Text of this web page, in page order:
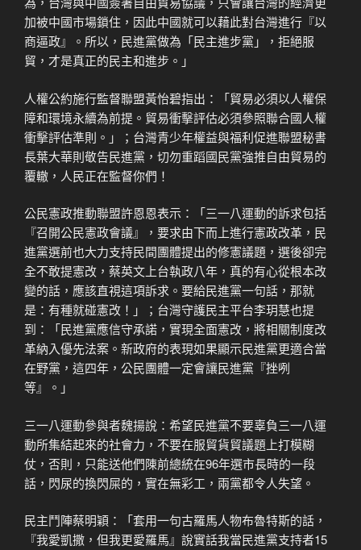
加被中國市場鎖住，因此中國就可以藉此對台灣進行『以
商逼政』。所以，民進黨做為「民主進步黨」，拒絕服
貿，才是真正的民主和進步。」
人權公約施行監督聯盟黃怡碧指出：「貿易必須以人權保
障和環境永續為前提。貿易衝擊評估必須參照聯合國人權
衝擊評估準則。」；台灣青少年權益與福利促進聯盟秘書
長葉大華則敬告民進黨，切勿重蹈國民黨強推自由貿易的
覆轍，人民正在監督你們！
公民憲政推動聯盟許恩恩表示：「三一八運動的訴求包括
『召開公民憲政會議』，要求由下而上進行憲政改革，民
進黨選前也大力支持民間團體提出的修憲議題，選後卻完
全不敢提憲改，蔡英文上台執政八年，真的有心從根本改
變的話，應該直視這項訴求。要給民進黨一句話，那就
是：有種就碰憲改！」；台灣守護民主平台李玥慧也提
到：「民進黨應信守承諾，實現全面憲改，將相關制度改
革納入優先法案。新政府的表現如果顯示民進黨更適合當
在野黨，這四年，公民團體一定會讓民進黨『挫咧
等』。」
三一八運動參與者魏揚說：希望民進黨不要辜負三一八運
動所集結起來的社會力，不要在服貿貨貿議題上打模糊
仗，否則，只能送他們陳前總統在96年選市長時的一段
話，閃尿的換閃屎的，實在無彩工，兩黨都令人失望。
民主鬥陣蔡明穎：「套用一句古羅馬人物布魯特斯的話，
『我愛凱撒，但我更愛羅馬』說實話我當民進黨支持者15